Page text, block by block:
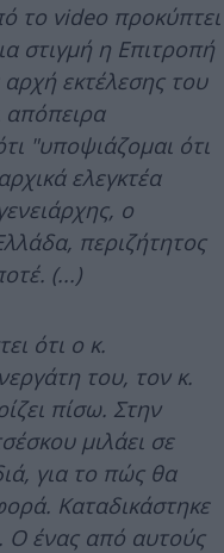
το video προκύπτει
στιγμή η Επιτροπή
εκτέλεσης του
απόπειρα
"υποψιάζομαι ότι
ελεγκτέα
ο
περιζήτητος
(...)
ότι o κ.
του, τον κ.
πίσω. Στην
μιλάει σε
για το πώς θα
Καταδικάστηκε
Ο ένας από αυτούς